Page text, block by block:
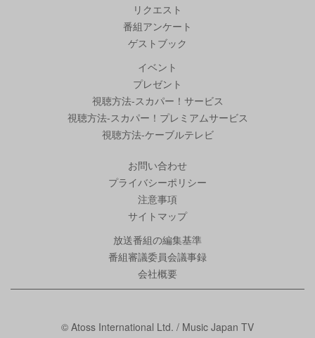
リクエスト
番組アンケート
ゲストブック
イベント
プレゼント
視聴方法-スカパー！サービス
視聴方法-スカパー！プレミアムサービス
視聴方法-ケーブルテレビ
お問い合わせ
プライバシーポリシー
注意事項
サイトマップ
放送番組の編集基準
番組審議委員会議事録
会社概要
© Atoss International Ltd. / Music Japan TV